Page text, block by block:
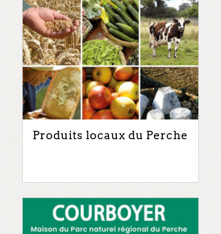
Produits locaux du Perche